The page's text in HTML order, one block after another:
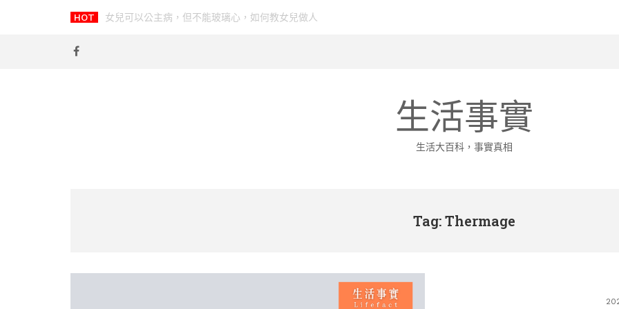
HOT 美國流感死的人比武漢肺炎多？我們一齊來看-
生活事實
生活大百科，事實真相
Tag: Thermage